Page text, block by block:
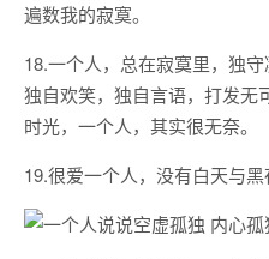
遍数我的寂寞。
18.一个人，总在寂寞里，独
独自欢笑，独自言语，打发无
时光，一个人，其实很无奈。
19.很爱一个人，没有白天与黑